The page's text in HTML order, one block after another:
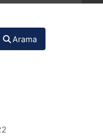
Arama